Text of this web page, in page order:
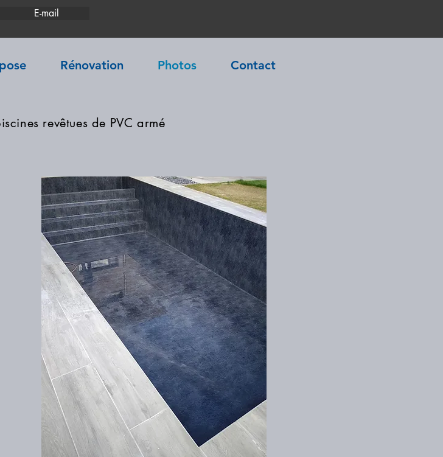
E-mail
Rénovation Photos Contact
revêtues de PVC armé